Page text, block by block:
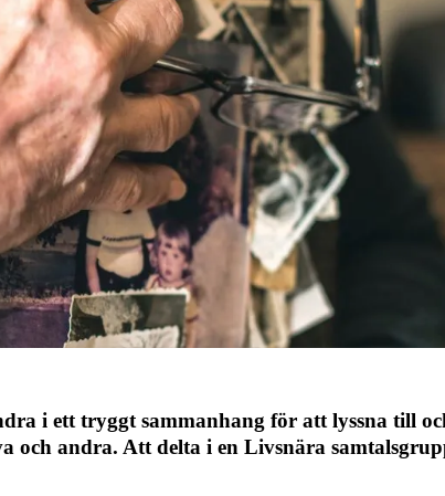
i ett tryggt sammanhang för att lyssna till
och andra. Att delta i en Livsnära